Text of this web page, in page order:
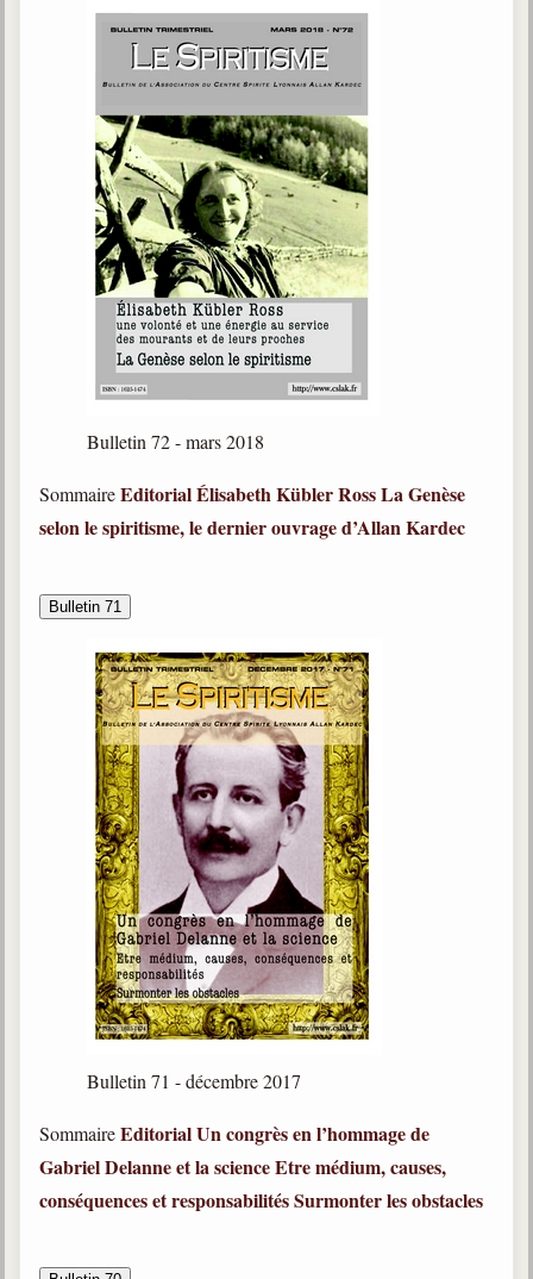
Bulletin 72 - mars 2018
SommaireEditorialÉlisabeth Kübler RossLa Genèse
selon le spiritisme, le dernier ouvrage d’Allan Kardec
Bulletin 71
Bulletin 71 - décembre 2017
SommaireEditorialUn congrès en l’hommage de
Gabriel Delanne et la scienceEtre médium, causes,
conséquences et responsabilitésSurmonter les obstacles